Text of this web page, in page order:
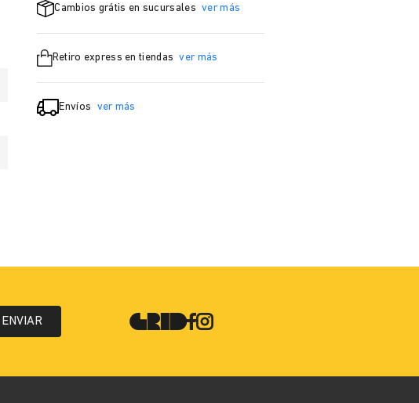
Cambios grátis en sucursales ver más
Retiro express en tiendas ver más
Envíos ver más
ENVIAR